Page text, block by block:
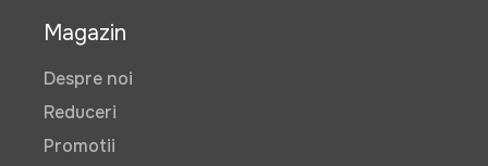
265 lei
Magazin
Despre noi
Reduceri
Promotii